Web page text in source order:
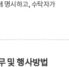
명시하고, 수탁자가
및 행사방법